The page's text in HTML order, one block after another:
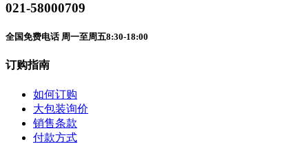
021-58000709
全国免费电话 周一至周五8:30-18:00
订购指南
如何订购
大包装询价
销售条款
付款方式